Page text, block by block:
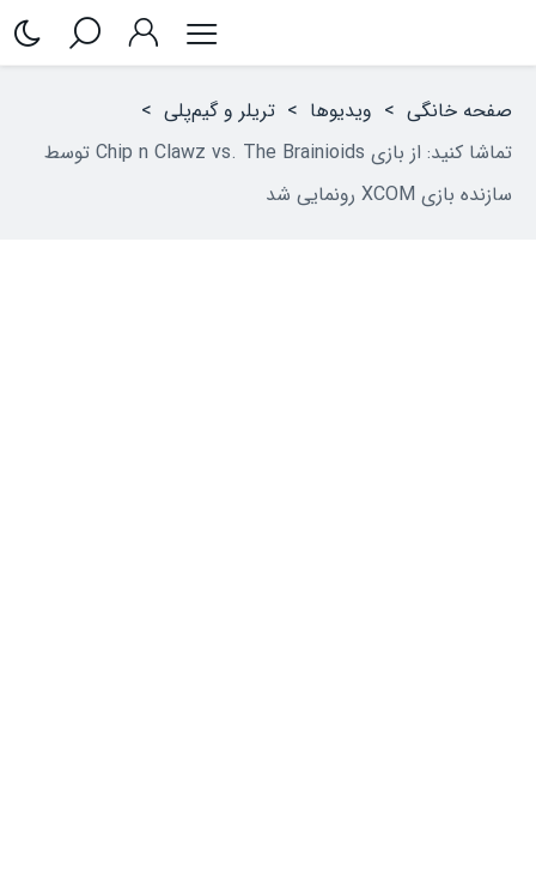
صفحه خانگی > ویدیوها > تریلر و گیم‌پلی >
تماشا کنید: از بازی Chip n Clawz vs. The Brainioids توسط
سازنده بازی XCOM رونمایی شد